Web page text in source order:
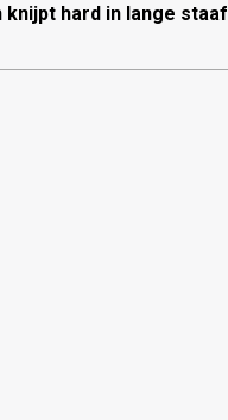
knijpt hard in lange staaf